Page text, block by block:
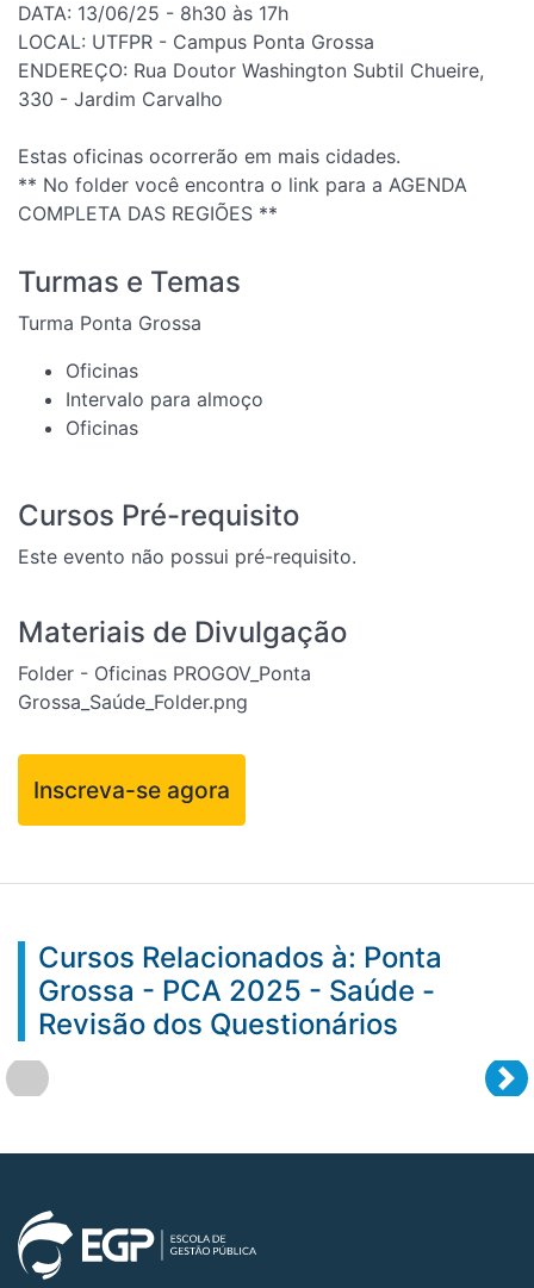
DATA: 13/06/25 - 8h30 às 17h
LOCAL: UTFPR - Campus Ponta Grossa
ENDEREÇO: Rua Doutor Washington Subtil Chueire,
330 - Jardim Carvalho
Estas oficinas ocorrerão em mais cidades.
** No folder você encontra o link para a AGENDA
COMPLETA DAS REGIÕES **
Turmas e Temas
Turma Ponta Grossa
Oficinas
Intervalo para almoço
Oficinas
Cursos Pré-requisito
Este evento não possui pré-requisito.
Materiais de Divulgação
Folder - Oficinas PROGOV_Ponta
Grossa_Saúde_Folder.png
Inscreva-se agora
Cursos Relacionados à: Ponta
Grossa - PCA 2025 - Saúde -
Revisão dos Questionários